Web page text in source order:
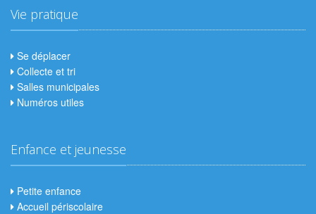
Vie pratique
Se déplacer
Collecte et tri
Salles municipales
Numéros utiles
Enfance et jeunesse
Petite enfance
Accueil périscolaire